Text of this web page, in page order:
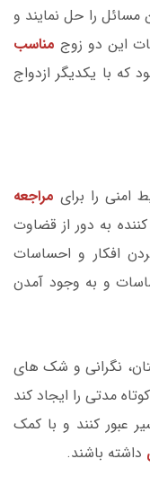
مسائل را حل نمایند و
این دو زوج مناسب
که با یکدیگر ازدواج
را برای مراجعه
به دور از قضاوت
افکار و احساسات
و به وجود آمدن
نگرانی و شک های
مدتی را ایجاد کند
عبور کنند و با کمک
داشته باشند.